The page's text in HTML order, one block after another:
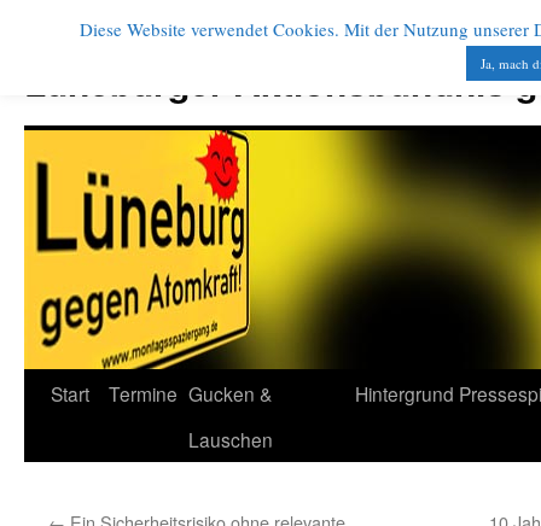
Lüneburger Aktionsbündnis
Start Termine Gucken &
Lauschen
Hintergrund
Diese Website verwendet Cookies. Mit der Nutzung
Ja, mach